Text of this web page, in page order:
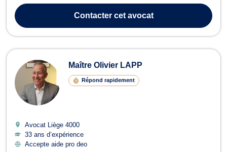
ou amiable). Elle intervient également dans les domaines suivants
: séparation en...
Contactercet avocat
Maître Olivier LAPP
Répond rapidement
Avocat Liège 4000
33 ans d’expérience
Accepte aide pro deo